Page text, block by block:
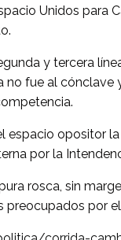
Unidos para
y tercera
no fue al cónclave
espacio opositor
por la
rosca, sin
preocupados por